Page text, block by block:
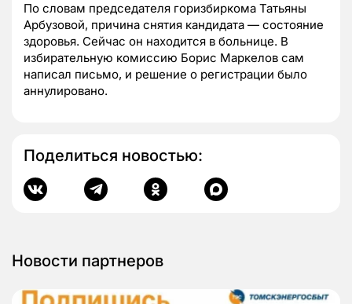
По словам председателя горизбиркома Татьяны
Арбузовой, причина снятия кандидата — состояние
здоровья. Сейчас он находится в больнице. В
избирательную комиссию Борис Маркелов сам
написал письмо, и решение о регистрации было
аннулировано.
Поделиться новостью:
Новости партнеров